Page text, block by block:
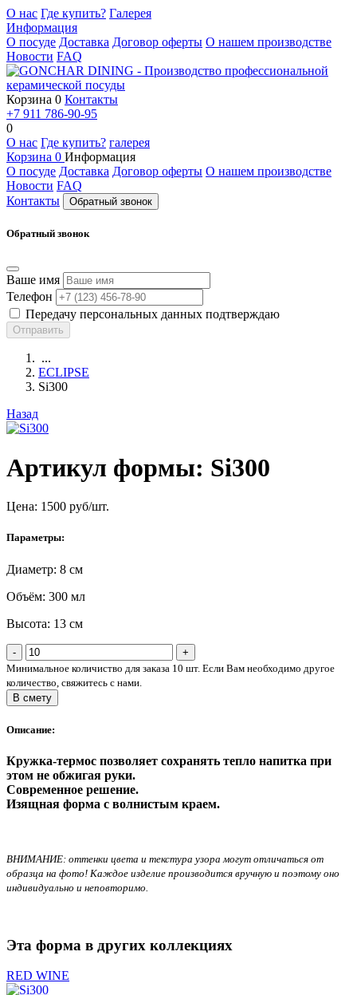
О нас Где купить? Галерея
Информация
О посуде Доставка Договор оферты О нашем производстве
Новости FAQ
Корзина 0 Контакты
+7 911 786-90-95
0
О нас Где купить? галерея
Корзина 0 Информация
О посуде Доставка Договор оферты О нашем производстве
Новости FAQ
Контакты
Обратный звонок
Обратный звонок
Ваше имя
Телефон
Передачу персональных данных подтверждаю
Отправить
...
ECLIPSE
Si300
Назад
Артикул формы: Si300
Цена: 1500 руб/шт.
Параметры:
Диаметр: 8 см
Объём: 300 мл
Высота: 13 см
-
+
Минимальное количиство для заказа 10 шт. Если Вам необходимо другое
количество, свяжитесь с нами.
В смету
Описание:
Кружка-термос позволяет сохранять тепло напитка при
этом не обжигая руки.
Современное решение.
Изящная форма с волнистым краем.
ВНИМАНИЕ: оттенки цвета и текстура узора могут отличаться от
образца на фото! Каждое изделие производится вручную и поэтому оно
индивидуально и неповторимо.
Эта форма в других коллекциях
RED WINE